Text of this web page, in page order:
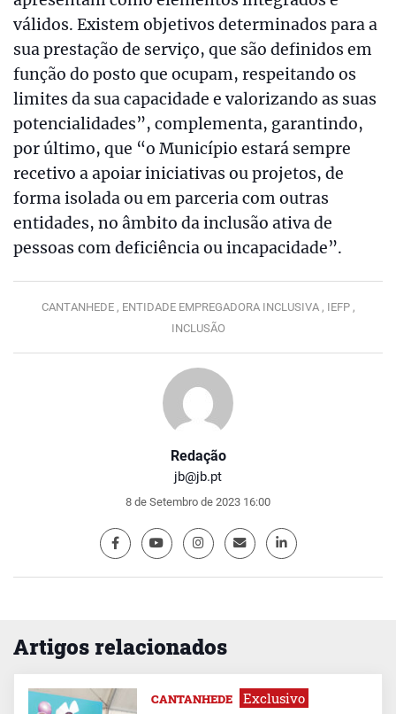
Redação
jb@jb.pt
8 de Setembro de 2023 16:00
válidos. Existem objetivos determinados para a
sua prestação de serviço, que são definidos em
função do posto que ocupam, respeitando os
limites da sua capacidade e valorizando as suas
potencialidades”, complementa, garantindo,
por último, que “o Município estará sempre
recetivo a apoiar iniciativas ou projetos, de
forma isolada ou em parceria com outras
entidades, no âmbito da inclusão ativa de
pessoas com deficiência ou incapacidade”.
CANTANHEDE , ENTIDADE EMPREGADORA INCLUSIVA , IEFP ,
INCLUSÃO
Artigos relacionados
CANTANHEDE Exclusivo